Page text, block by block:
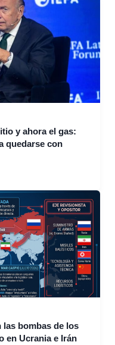
y ahora el gas:
quedarse con
bombas de los
en Ucrania e Irán